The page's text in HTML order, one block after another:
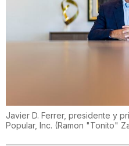
Javier D. Ferrer, presidente y
Popular, Inc. (Ramon "Tonito"